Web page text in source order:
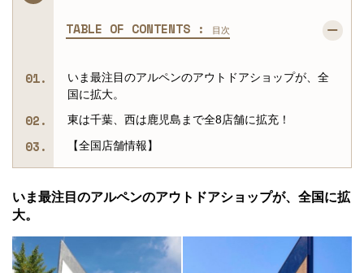
TABLE OF CONTENTS : 目次
いま最注目のアルペンのアウトドアショップが、全
国に拡大。
東は千葉、西は鹿児島まで全8店舗に拡充！
【全国店舗情報】
いま最注目のアルペンのアウトドアショップが、全国に拡
大。